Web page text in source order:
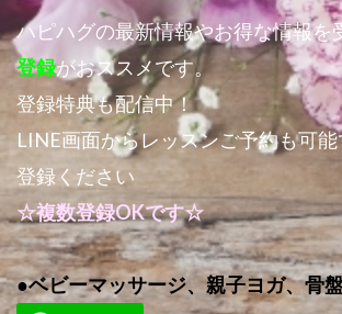
ハピハグの最新情報やお得な情報を
登録がおススメです。
登録特典も配信中！
LINE画面からレッスンご予約も可
登録ください
☆複数登録OKです☆
●ベビーマッサージ、親子ヨガ、骨